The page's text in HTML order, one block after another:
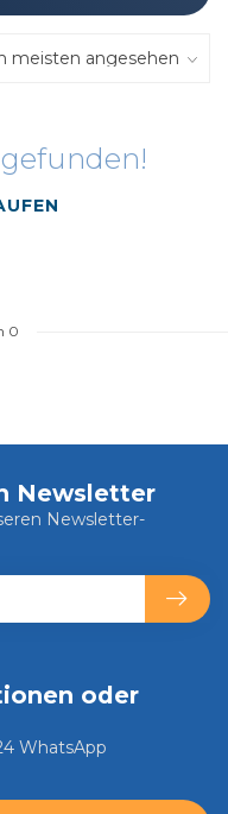
0
oder
WhatsApp
Newsletter
Newsletter-